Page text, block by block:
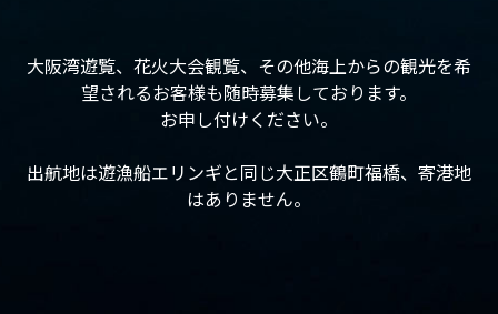
大阪湾遊覧、花火大会観覧、その他海上からの観光を希
望されるお客様も随時募集しております。
お申し付けください。
出航地は遊漁船エリンギと同じ大正区鶴町福橋、寄港地
はありません。